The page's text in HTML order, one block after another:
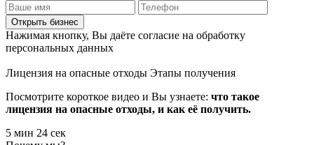
Открыть бизнес
Нажимая кнопку, Вы даёте согласие на обработку
персональных данных
Лицензия на опасные отходы Этапы получения
Посмотрите короткое видео и Вы узнаете: что такое
лицензия на опасные отходы, и как её получить.
5 мин 24 сек